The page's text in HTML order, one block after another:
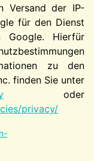
Versand der IP-
für den Dienst
Google. Hierfür
zu den
finden Sie unter
oder
privacy/